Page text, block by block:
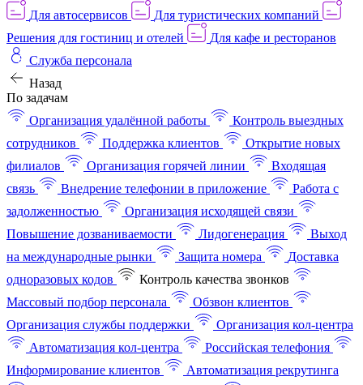
Для автосервисов
Для туристических компаний
Решения для гостиниц и отелей
Для кафе и ресторанов
Служба персонала
Назад
По задачам
Организация удалённой работы
Контроль выездных
сотрудников
Поддержка клиентов
Открытие новых
филиалов
Организация горячей линии
Входящая
связь
Внедрение телефонии в приложение
Работа с
задолженностью
Организация исходящей связи
Повышение дозваниваемости
Лидогенерация
Выход
на международные рынки
Защита номера
Доставка
одноразовых кодов
Контроль качества звонков
Массовый подбор персонала
Обзвон клиентов
Организация службы поддержки
Организация кол-центра
Автоматизация кол-центра
Российская телефония
Информирование клиентов
Автоматизация рекрутинга